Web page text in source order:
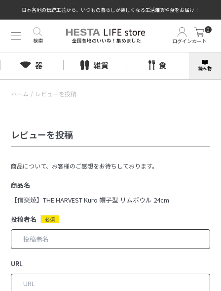
日本各地の伝統工芸から、いつもの暮らしが楽しくなる生活雑貨や食をお届け！
全国各地のいいね！集めました ログインカート
0
検索
器 雑貨 食 読み物
ホーム / レビューを投稿
レビューを投稿
商品について、お客様のご感想をお待ちしております。
商品名
【信楽焼】THE HARVEST Kuro 帽子型 リムボウル 24cm
投稿者名 必須
URL